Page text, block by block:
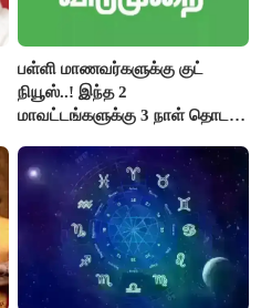
பள்ளி மாணவர்களுக்கு குட்
நியூஸ்..! இந்த 2
மாவட்டங்களுக்கு 3 நாள் தொடர்